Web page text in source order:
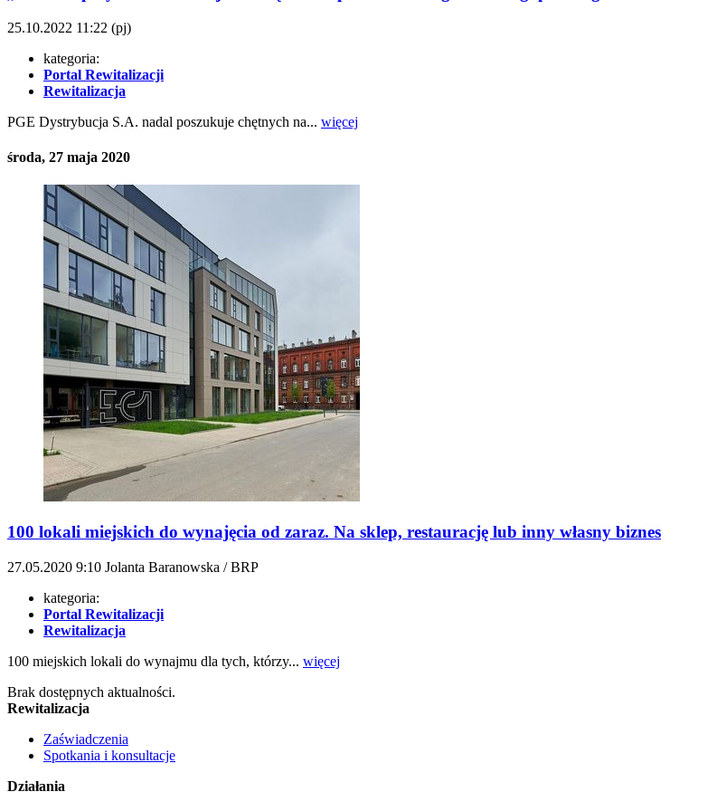
25.10.2022 11:22 (pj)
kategoria:
Portal Rewitalizacji
Rewitalizacja
PGE Dystrybucja S.A. nadal poszukuje chętnych na... więcej
środa, 27 maja 2020
100 lokali miejskich do wynajęcia od zaraz. Na sklep, restaurację lub inny własny biznes
27.05.2020 9:10 Jolanta Baranowska / BRP
kategoria:
Portal Rewitalizacji
Rewitalizacja
100 miejskich lokali do wynajmu dla tych, którzy... więcej
Brak dostępnych aktualności.
Rewitalizacja
Zaświadczenia
Spotkania i konsultacje
Działania